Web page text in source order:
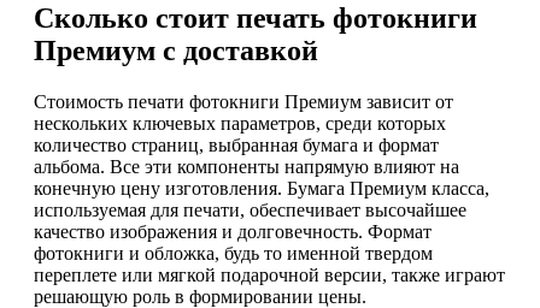
Сколько стоит печать фотокниги
Премиум с доставкой
Стоимость печати фотокниги Премиум зависит от
нескольких ключевых параметров, среди которых
количество страниц, выбранная бумага и формат
альбома. Все эти компоненты напрямую влияют на
конечную цену изготовления. Бумага Премиум класса,
используемая для печати, обеспечивает высочайшее
качество изображения и долговечность. Формат
фотокниги и обложка, будь то именной твердом
переплете или мягкой подарочной версии, также играют
решающую роль в формировании цены.